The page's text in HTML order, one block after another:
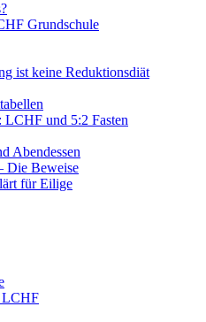
Grundschule
ist keine Reduktionsdiät
LCHF und 5:2 Fasten
Abendessen
Die Beweise
für Eilige
LCHF